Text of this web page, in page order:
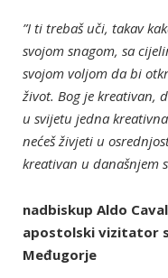
”I ti trebaš uči, takav
svojom snagom, sa
svojom voljom da bi
život. Bog je kreativan,
u svijetu jedna
nećeš živjeti u
kreativan u današnjem
nadbiskup Aldo
apostolski vizitator
Međugorje